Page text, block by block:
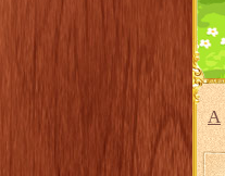
А